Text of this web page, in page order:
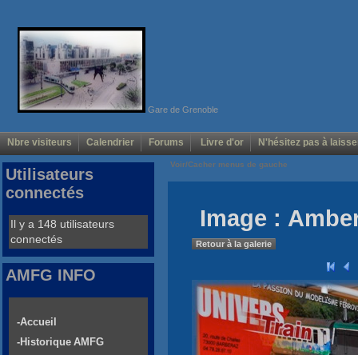
Gare de Grenoble
Nbre visiteurs Calendrier Forums Livre d'or N'hésitez pas à
Voir/Cacher menus de gauche
Image :
Retour à la galerie
Utilisateurs
connectés
Il y a 148 utilisateurs
connectés
AMFG INFO
-Accueil
-Historique AMFG